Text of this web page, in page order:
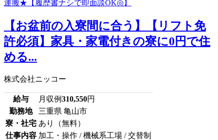
【お盆前の入寮間に合う】【リフト免
許必須】家具・家電付きの寮に0円で住
める...
株式会社ニッコー
給与 月収例310,550円
勤務地
三重県 亀山市
寮・社宅 あり（無料）
仕事内容 加工・操作 / 機械系工場 / 交替制